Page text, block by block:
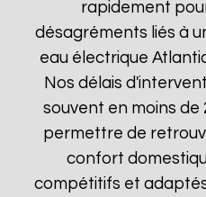
rapidement
désagréments liés à
eau électrique
Nos délais
souvent en moins de
permettre de
confort
compétitifs et